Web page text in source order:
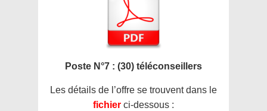
Poste N°7 : (30) téléconseillers
Les détails de l’offre se trouvent dans le
fichier ci-dessous :